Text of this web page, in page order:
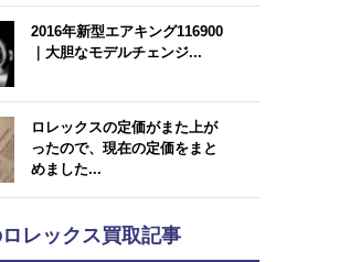
2016年新型エアキング116900
｜大胆なモデルチェンジ...
ロレックスの定価がまた上が
ったので、現在の定価をまと
めました...
レックス買取記事